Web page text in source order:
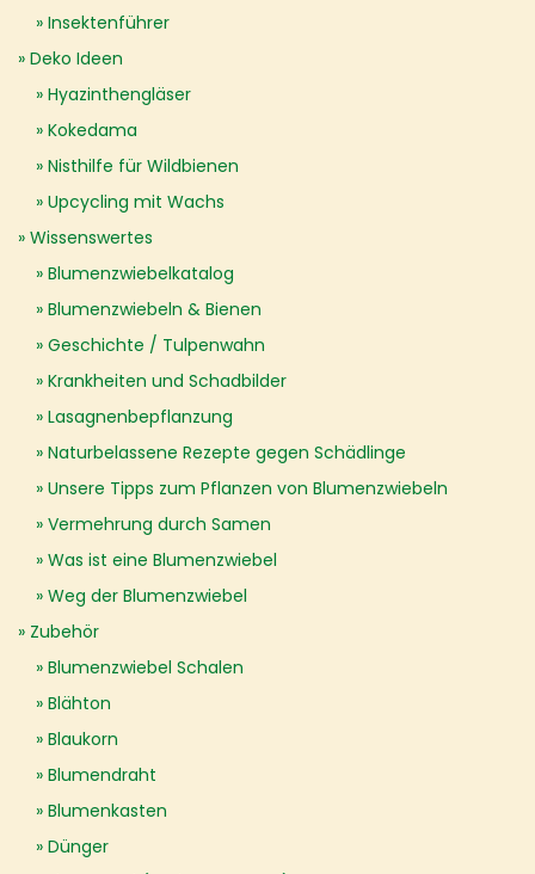
Insektenführer
Deko Ideen
Hyazinthengläser
Kokedama
Nisthilfe für Wildbienen
Upcycling mit Wachs
Wissenswertes
Blumenzwiebelkatalog
Blumenzwiebeln & Bienen
Geschichte / Tulpenwahn
Krankheiten und Schadbilder
Lasagnenbepflanzung
Naturbelassene Rezepte gegen Schädlinge
Unsere Tipps zum Pflanzen von Blumenzwiebeln
Vermehrung durch Samen
Was ist eine Blumenzwiebel
Weg der Blumenzwiebel
Zubehör
Blumenzwiebel Schalen
Blähton
Blaukorn
Blumendraht
Blumenkasten
Dünger